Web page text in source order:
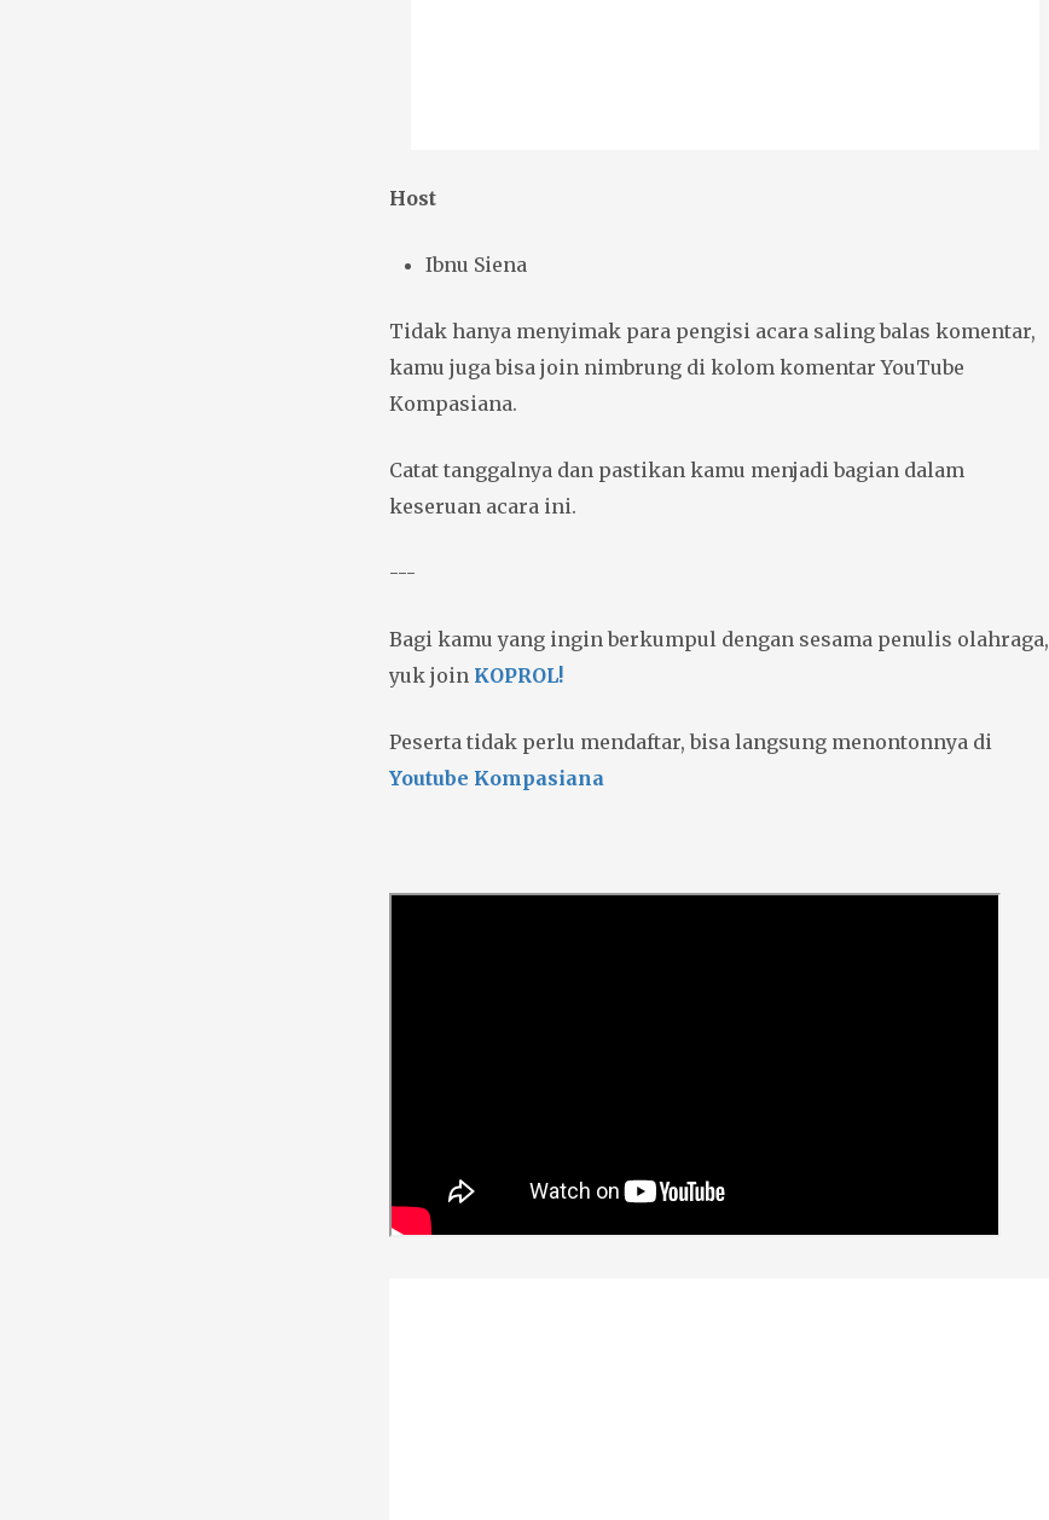
Host
Ibnu Siena
Tidak hanya menyimak para pengisi acara saling balas komentar,
kamu juga bisa join nimbrung di kolom komentar YouTube
Kompasiana.
Catat tanggalnya dan pastikan kamu menjadi bagian dalam
keseruan acara ini.
---
Bagi kamu yang ingin berkumpul dengan sesama penulis olahraga,
yuk join KOPROL!
Peserta tidak perlu mendaftar, bisa langsung menontonnya di
Youtube Kompasiana